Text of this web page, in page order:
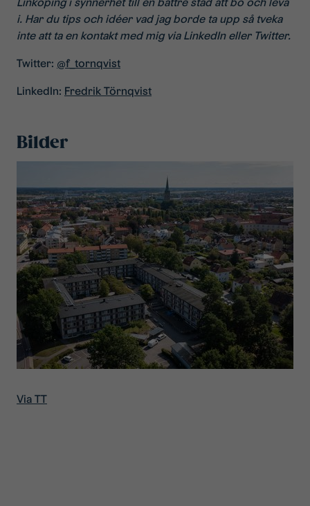
i. Har du tips och idéer vad jag borde ta upp så tveka
inte att ta en kontakt med mig via LinkedIn eller Twitter.
Twitter: @f_tornqvist
LinkedIn: Fredrik Törnqvist
Bilder
Via TT